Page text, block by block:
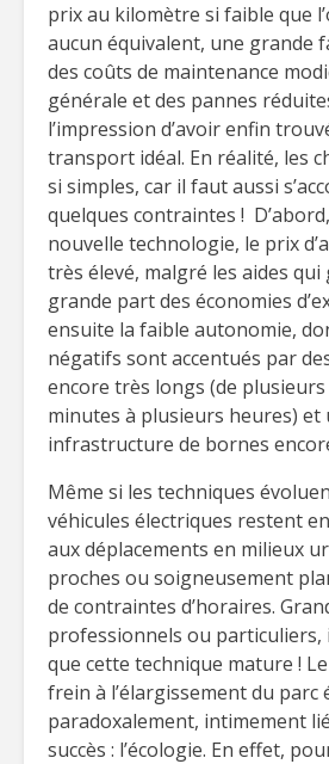
prix au kilomètre si faible que
aucun équivalent, une grande
des coûts de maintenance
générale et des pannes
l’impression d’avoir enfin
transport idéal. En réalité, les
si simples, car il faut aussi
quelques contraintes !
nouvelle technologie, le prix
très élevé, malgré les aides
grande part des économies
ensuite la faible autonomie,
négatifs sont accentués par
encore très longs (de plusieurs
minutes à plusieurs heures) et
infrastructure de bornes
Même si les techniques
véhicules électriques restent
aux déplacements en milieux
proches ou soigneusement
de contraintes d’horaires.
professionnels ou
que cette technique mature !
frein à l’élargissement du parc
paradoxalement, intimement
succès : l’écologie. En effet,